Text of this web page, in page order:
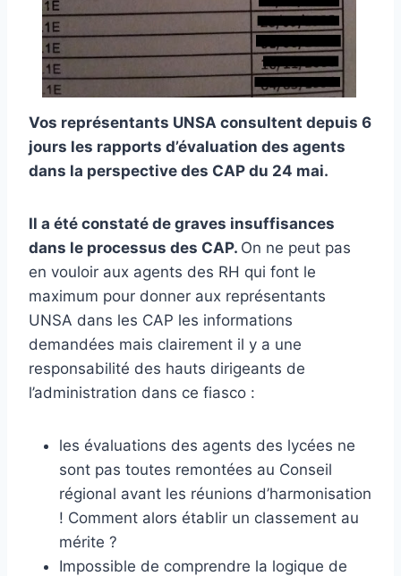
Vos représentants UNSA consultent depuis 6
jours les rapports d’évaluation des agents
dans la perspective des CAP du 24 mai.
Il a été constaté de graves insuffisances
dans le processus des CAP. On ne peut pas
en vouloir aux agents des RH qui font le
maximum pour donner aux représentants
UNSA dans les CAP les informations
demandées mais clairement il y a une
responsabilité des hauts dirigeants de
l’administration dans ce fiasco :
les évaluations des agents des lycées ne
sont pas toutes remontées au Conseil
régional avant les réunions d’harmonisation
! Comment alors établir un classement au
mérite ?
Impossible de comprendre la logique de